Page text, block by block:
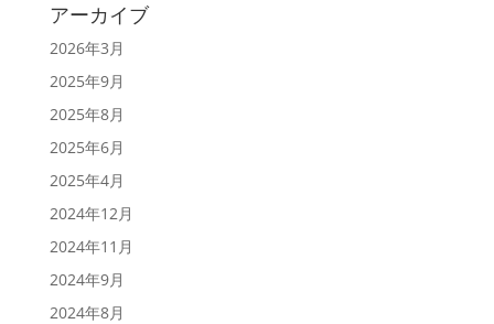
アーカイブ
2026年3月
2025年9月
2025年8月
2025年6月
2025年4月
2024年12月
2024年11月
2024年9月
2024年8月